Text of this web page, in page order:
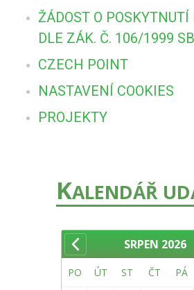
ŽÁDOST O
DLE ZÁK. Č. 106/1999
CZECH POINT
NASTAVENÍ COOKIES
PROJEKTY
KALENDÁŘ
SRPEN 2026
PO ÚT ST ČT PÁ